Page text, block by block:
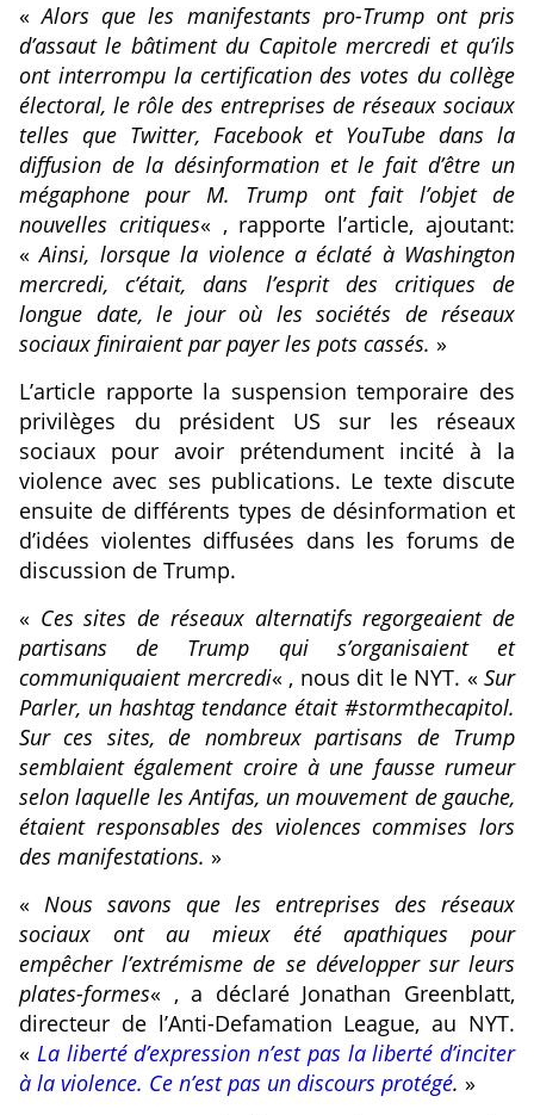
«Alors que les manifestants pro-Trump ont pris
d’assaut le bâtiment du Capitole mercredi et qu’ils
ont interrompu la certification des votes du collège
électoral, le rôle des entreprises de réseaux sociaux
telles que Twitter, Facebook et YouTube dans la
diffusion de la désinformation et le fait d’être un
mégaphone pour M. Trump ont fait l’objet de
nouvelles critiques« , rapporte l’article, ajoutant:
«Ainsi, lorsque la violence a éclaté à Washington
mercredi, c’était, dans l’esprit des critiques de
longue date, le jour où les sociétés de réseaux
sociaux finiraient par payer les pots cassés. »
L’article rapporte la suspension temporaire des
privilèges du président US sur les réseaux
sociaux pour avoir prétendument incité à la
violence avec ses publications. Le texte discute
ensuite de différents types de désinformation et
d’idées violentes diffusées dans les forums de
discussion de Trump.
« Ces sites de réseaux alternatifs regorgeaient de
partisans de Trump qui s’organisaient et
communiquaient mercredi« , nous dit le NYT. « Sur
Parler, un hashtag tendance était #stormthecapitol.
Sur ces sites, de nombreux partisans de Trump
semblaient également croire à une fausse rumeur
selon laquelle les Antifas, un mouvement de gauche,
étaient responsables des violences commises lors
des manifestations. »
« Nous savons que les entreprises des réseaux
sociaux ont au mieux été apathiques pour
empêcher l’extrémisme de se développer sur leurs
plates-formes« , a déclaré Jonathan Greenblatt,
directeur de l’Anti-Defamation League, au NYT.
« La liberté d’expression n’est pas la liberté d’inciter
à la violence. Ce n’est pas un discours protégé. »